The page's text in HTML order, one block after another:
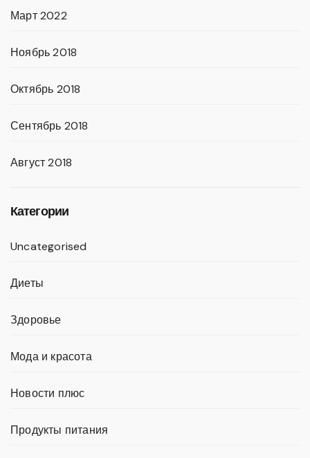
Март 2022
Ноябрь 2018
Октябрь 2018
Сентябрь 2018
Август 2018
Категории
Uncategorised
Диеты
Здоровье
Мода и красота
Новости плюс
Продукты питания